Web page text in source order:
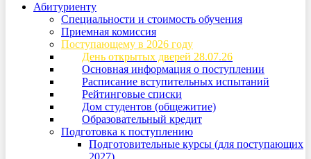
Абитуриенту
Специальности и стоимость обучения
Приемная комиссия
Поступающему в 2026 году
День открытых дверей 28.07.26
Основная информация о поступлении
Расписание вступительных испытаний
Рейтинговые списки
Дом студентов (общежитие)
Образовательный кредит
Подготовка к поступлению
Подготовительные курсы (для поступающих
2027)